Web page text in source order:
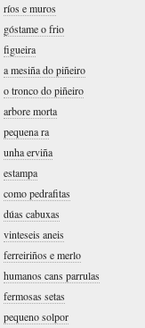
ríos e muros
góstame o frio
figueira
a mesiña do piñeiro
o tronco do piñeiro
arbore morta
pequena ra
unha erviña
estampa
como pedrafitas
dúas cabuxas
vinteseis aneis
ferreiriños e merlo
humanos cans parrulas
fermosas setas
pequeno solpor